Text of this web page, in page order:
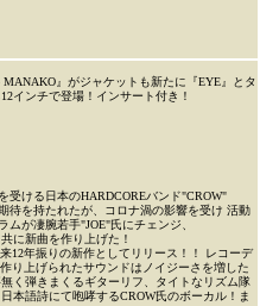
』がジャケットも新たに『EYE』とタ
インチで登場！インサート付き！
受ける日本のHARDCOREバンド"CROW"
待を持たれたが、コロナ渦の影響を受け 活動
が凄腕若手"JOE"氏にチェンジ、
に新曲を作り上げた！
12年振りの新作としてリリース！！ レコーデ
り上げられたサウンドはノイジーさを増した
く弾きまくるギターリフ、タイトなリズム隊
本語詩にて咆哮するCROW氏のボーカル！ま